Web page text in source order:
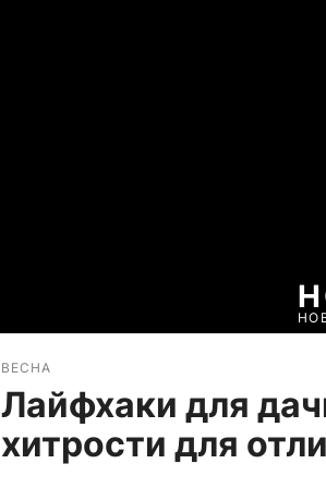
ВЕСНА
Лайфхаки для
хитрости для